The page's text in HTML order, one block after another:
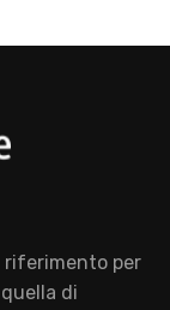
riferimento per
di